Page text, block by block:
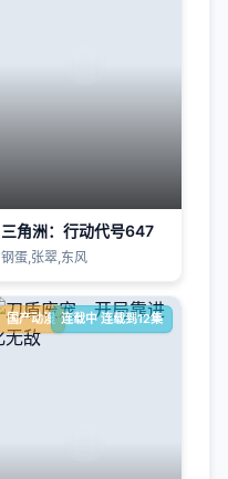
三角洲：行动代号647
钢蛋,张翠,东风
国产动漫 连载中 连载到12集